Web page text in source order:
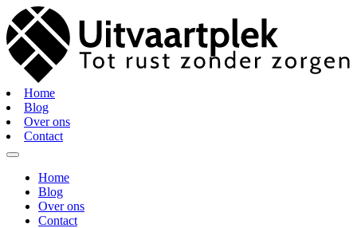
Home
Blog
Over ons
Contact
Home
Blog
Over ons
Contact